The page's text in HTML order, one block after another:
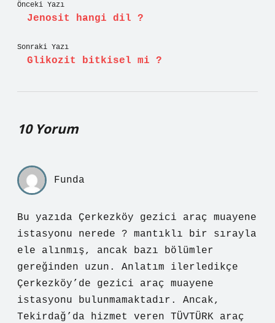
Önceki Yazı
Jenosit hangi dil ?
Sonraki Yazı
Glikozit bitkisel mi ?
10 Yorum
Funda
Bu yazıda Çerkezköy gezici araç muayene
istasyonu nerede ? mantıklı bir sırayla
ele alınmış, ancak bazı bölümler
gereğinden uzun. Anlatım ilerledikçe
Çerkezköy’de gezici araç muayene
istasyonu bulunmamaktadır. Ancak,
Tekirdağ’da hizmet veren TÜVTÜRK araç